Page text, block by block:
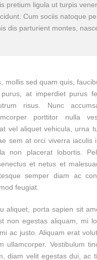
pretium ligula ut turpis
Cum sociis natoque
dis parturient montes,
mollis sed quam quis,
at imperdiet purus
risus. Nunc
porttitor nulla
vel aliquet vehicula, urna
sem at orci viverra iaculis
non placerat lobortis.
et netus et
semper diam ac
feugiat.
aliquet, porta sapien sit
non egestas aliquam, mi
ac justo. Aliquam erat
ullamcorper. Vestibulum
diam velit egestas dui, ac